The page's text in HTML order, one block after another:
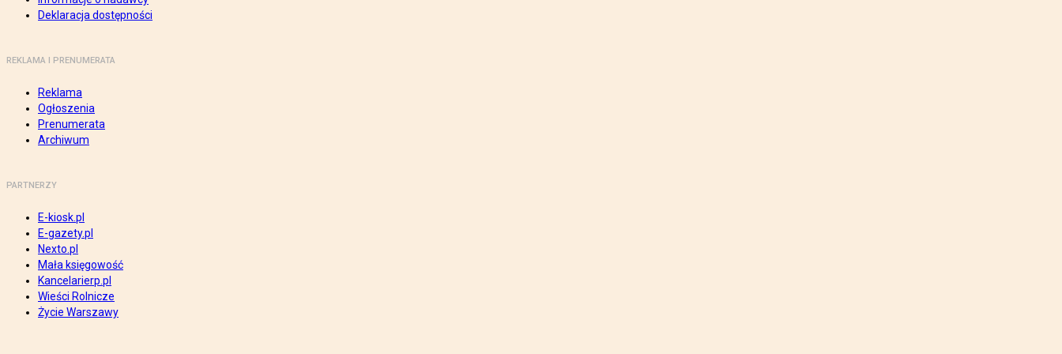
Deklaracja dostępności
REKLAMA I PRENUMERATA
Reklama
Ogłoszenia
Prenumerata
Archiwum
PARTNERZY
E-kiosk.pl
E-gazety.pl
Nexto.pl
Mała księgowość
Kancelarierp.pl
Wieści Rolnicze
Życie Warszawy